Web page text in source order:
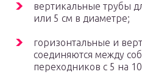
вертикальные трубы
или 5 см в диаметре;
горизонтальные и
соединяются между
переходников с 5 на